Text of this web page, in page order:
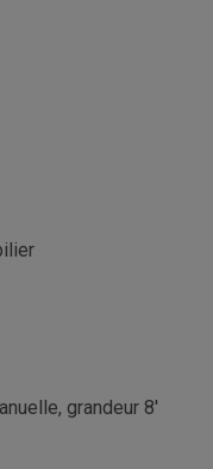
grandeur 8'